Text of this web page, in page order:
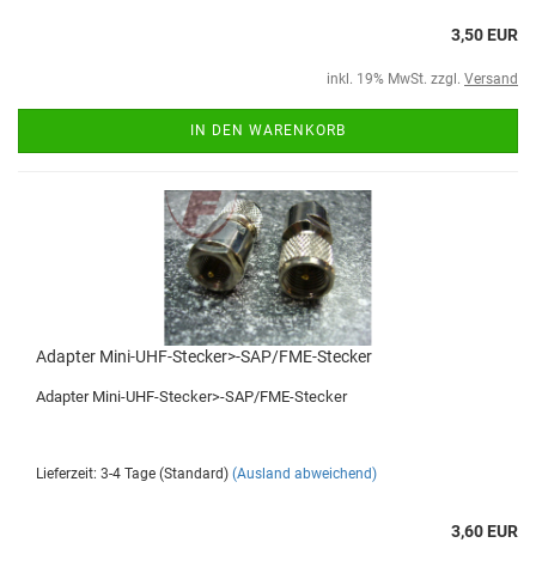
3,50 EUR
inkl. 19% MwSt. zzgl. Versand
IN DEN WARENKORB
Adapter Mini-UHF-Stecker>-SAP/FME-Stecker
Adapter Mini-UHF-Stecker>-SAP/FME-Stecker
Lieferzeit: 3-4 Tage (Standard) (Ausland abweichend)
3,60 EUR